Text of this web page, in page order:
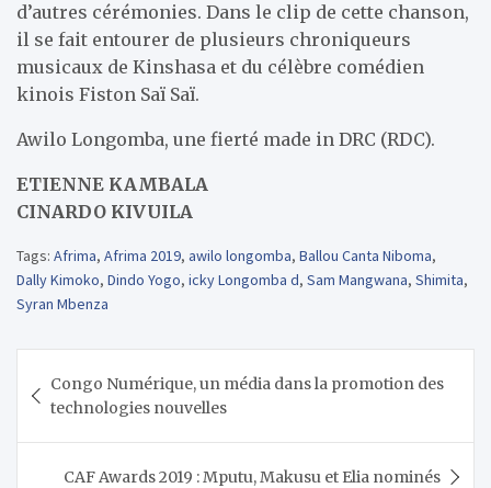
d’autres cérémonies. Dans le clip de cette chanson,
il se fait entourer de plusieurs chroniqueurs
musicaux de Kinshasa et du célèbre comédien
kinois Fiston Saï Saï.
Awilo Longomba, une fierté made in DRC (RDC).
ETIENNE KAMBALA
CINARDO KIVUILA
Tags: Afrima, Afrima 2019, awilo longomba, Ballou Canta Niboma,
Dally Kimoko, Dindo Yogo, icky Longomba d, Sam Mangwana, Shimita,
Syran Mbenza
de
l’article
Congo Numérique, un média dans la promotion des
technologies nouvelles
CAF Awards 2019 : Mputu, Makusu et Elia nominés